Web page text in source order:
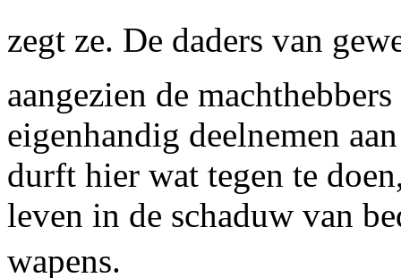
zegt ze. De daders van
aangezien de
eigenhandig deelnemen
durft hier wat tegen te
leven in de schaduw van
wapens.